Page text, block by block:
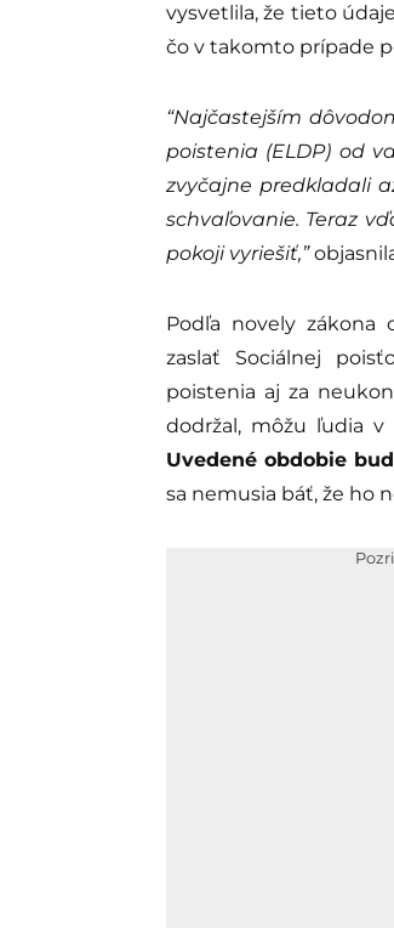
vysvetlila, že tieto
čo v takomto prípade
“Najčastejším
poistenia (ELDP) od
zvyčajne predkladali
schvaľovanie. Teraz
pokoji vyriešiť,”
Podľa novely zákona
zaslať Sociálnej
poistenia aj za
dodržal, môžu ľudia
Uvedené obdobie
sa nemusia báť, že ho